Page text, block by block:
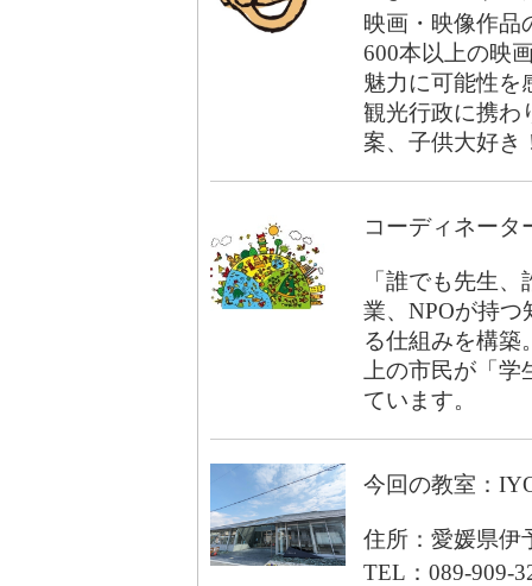
映画・映像作品
600本以上の映
魅力に可能性を
観光行政に携わ
案、子供大好き
コーディネータ
「誰でも先生
業、NPOが持
る仕組みを構築
上の市民が「
ています。
今回の教室：
住所：愛媛県伊
TEL：089-909-